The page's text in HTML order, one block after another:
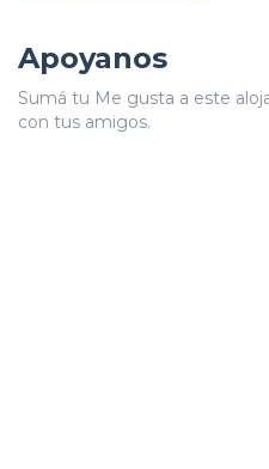
Apoyanos
Sumá tu Me gusta a este
con tus amigos.